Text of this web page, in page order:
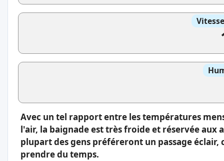
Avec un tel rapport entre les températures
l'air, la baignade est très froide et réservée aux
plupart des gens préféreront un passage
prendre du temps.